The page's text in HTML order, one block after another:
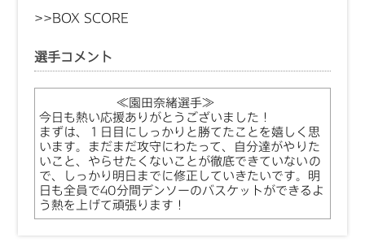
>>BOX SCORE
選手コメント
≪園田奈緒選手≫
今日も熱い応援ありがとうございました！
まずは、１日目にしっかりと勝てたことを嬉しく思
います。まだまだ攻守にわたって、自分達がやりた
いこと、やらせたくないことが徹底できていないの
で、しっかり明日までに修正していきたいです。明
日も全員で40分間デンソーのバスケットができるよ
う熱を上げて頑張ります！